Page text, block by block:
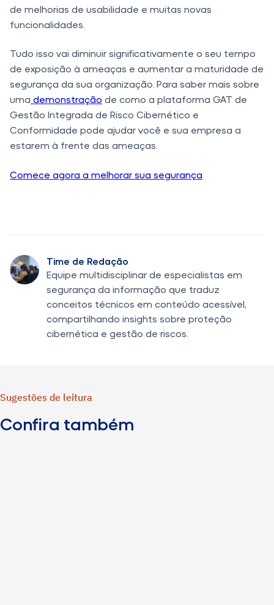
de melhorias de usabilidade e muitas novas
funcionalidades.
Tudo isso vai diminuir significativamente o seu tempo
de exposição à ameaças e aumentar a maturidade de
segurança da sua organização. Para saber mais sobre
uma demonstração de como a plataforma GAT de
Gestão Integrada de Risco Cibernético e
Conformidade pode ajudar você e sua empresa a
estarem à frente das ameaças.
Comece agora a melhorar sua segurança
Time de Redação
Equipe multidisciplinar de especialistas em
segurança da informação que traduz
conceitos técnicos em conteúdo acessível,
compartilhando insights sobre proteção
cibernética e gestão de riscos.
Sugestões de leitura
Confira também